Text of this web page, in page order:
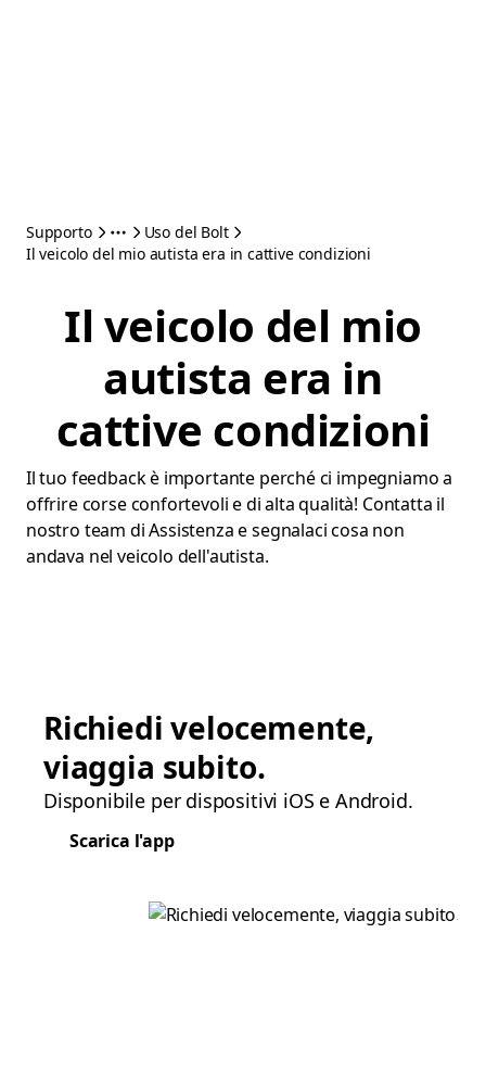
Supporto
Uso del Bolt
Il veicolo del mio autista era in cattive condizioni
Il veicolo del mio
autista era in
cattive condizioni
Il tuo feedback è importante perché ci impegniamo a
offrire corse confortevoli e di alta qualità! Contatta il
nostro team di Assistenza e segnalaci cosa non
andava nel veicolo dell'autista.
Richiedi velocemente,
viaggia subito.
Disponibile per dispositivi iOS e Android.
Scarica l'app